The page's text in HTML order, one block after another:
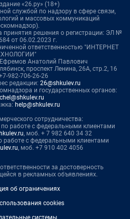
«26.ру» (18+)
службой по надзору в сфере связи,
и массовых коммуникаций
принятия решения о регистрации: ЭЛ №
от 06.02.2023 г.
ответственностью "ИНТЕРНЕТ
Анатолий Павлович
проспект Ленина, 26А, стр.2, 16
982-706-26-26
редакции: 26@shkulev.ru
и государственных органов:
help@shkulev.ru
сотрудничества:
работе с федеральными клиентами
, моб. + 7 982 640 34 32
работе с федеральными клиентами
, моб. +7 910 402 4056
за достоверность
в рекламных объявлениях.
об ограничениях
cookies